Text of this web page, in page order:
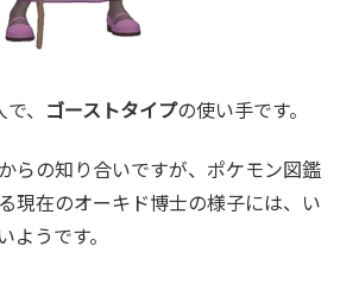
、 ゴーストタイプの使い手です。
らの知り合いですが、ポケモン図鑑
現在のオーキド博士の様子には、い
ようです。